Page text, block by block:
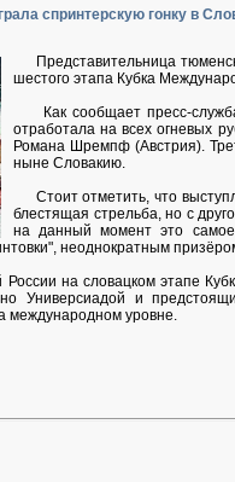
спринтерскую гонку в
Представительница
шестого этапа Кубка
Как сообщает пресс-служба
отработала на всех огневых
Романа Шремпф (Австрия).
ныне Словакию.
Стоит отметить, что
блестящая стрельба, но с
на данный момент это
неоднократным
на словацком этапе
Универсиадой и
международном уровне.